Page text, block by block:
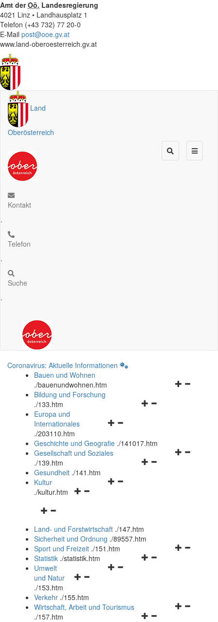
Amt derOö. Landesregierung
4021 Linz • Landhausplatz 1
Telefon (+43 732) 77 20-0
E-Mail post@ooe.gv.at
www.land-oberoesterreich.gv.at
Land
Oberösterreich
Kontakt
.
Telefon
.
Suche
.
Coronavirus: Aktuelle Informationen
Bauen und Wohnen
./bauenundwohnen.htm
Navigationsmenü
Bildung und Forschung
./133.htm
Navigationsmenü
und
schließen
Europa und
Internationales
./203110.htm
Geschichte und Geografie ./141017.htm
Navigationsmenü
Gesellschaft und Soziales
./139.htm
Navigationsmenü
Gesundheit ./141.htm
Navigationsmenü
Kultur
./kultur.htm
Navigationsmenü
und
schließen
Land- und Forstwirtschaft ./147.htm
Sicherheit und Ordnung ./89557.htm
Navigationsmenü
Sport und Freizeit ./151.htm
Navigationsmenü
Statistik ./statistik.htm
Navigationsmenü
und
schließen
Umwelt
und Natur
./153.htm
Verkehr ./155.htm
Navigationsmenü
Wirtschaft, Arbeit und Tourismus
./157.htm